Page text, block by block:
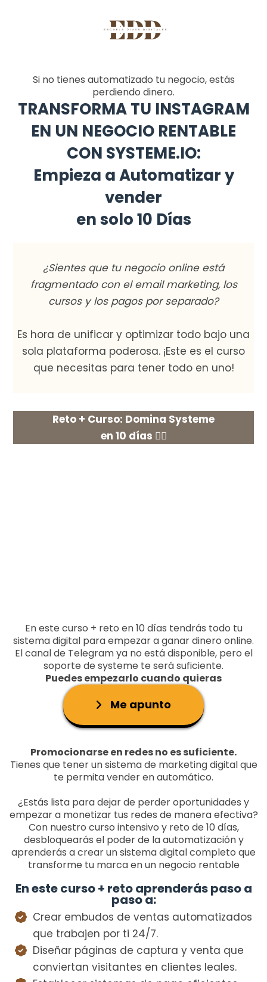
Si no tienes automatizado tu negocio, estás
perdiendo dinero.
TRANSFORMA TU INSTAGRAM
EN UN NEGOCIO RENTABLE
CON SYSTEME.IO:
Empieza a Automatizar y
vender
en solo 10 Días
¿Sientes que tu negocio online está
fragmentado con el email marketing, los
cursos y los pagos por separado?
Es hora de unificar y optimizar todo bajo una
sola plataforma poderosa. ¡Este es el curso
que necesitas para tener todo en uno!
Reto + Curso: Domina Systeme
en 10 días 👇🏻
En este curso + reto en 10 días tendrás todo tu
sistema digital para empezar a ganar dinero online.
El canal de Telegram ya no está disponible, pero el
soporte de systeme te será suficiente.
Puedes empezarlo cuando quieras
Me apunto
Promocionarse en redes no es suficiente.
Tienes que tener un sistema de marketing digital que
te permita vender en automático.
¿Estás lista para dejar de perder oportunidades y
empezar a monetizar tus redes de manera efectiva?
Con nuestro curso intensivo y reto de 10 días,
desbloquearás el poder de la automatización y
aprenderás a crear un sistema digital completo que
transforme tu marca en un negocio rentable
En este curso + reto aprenderás paso a
paso a:
Crear embudos de ventas automatizados
que trabajen por ti 24/7.
Diseñar páginas de captura y venta que
conviertan visitantes en clientes leales.